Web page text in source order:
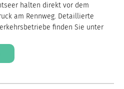
halten direkt vor dem
am Rennweg. Detaillierte
finden Sie unter